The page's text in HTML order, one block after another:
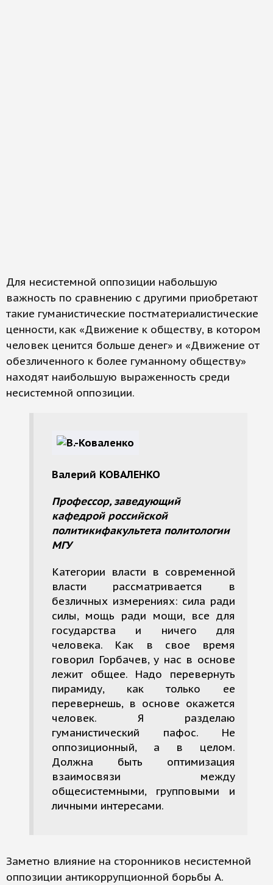
Для несистемной оппозиции набольшую
важность по сравнению с другими приобретают
такие гуманистические постматериалистические
ценности, как «Движение к обществу, в котором
человек ценится больше денег» и «Движение от
обезличенного к более гуманному обществу»
находят наибольшую выраженность среди
несистемной оппозиции.
Валерий КОВАЛЕНКО
Профессор, заведующий
кафедрой российской
политикифакультета политологии
МГУ
Категории власти в современной
власти рассматривается в
безличных измерениях: сила ради
силы, мощь ради мощи, все для
государства и ничего для
человека. Как в свое время
говорил Горбачев, у нас в основе
лежит общее. Надо перевернуть
пирамиду, как только ее
перевернешь, в основе окажется
человек. Я разделаю
гуманистический пафос. Не
оппозиционный, а в целом.
Должна быть оптимизация
взаимосвязи между
общесистемными, групповыми и
личными интересами.
Заметно влияние на сторонников несистемной
оппозиции антикоррупционной борьбы А.